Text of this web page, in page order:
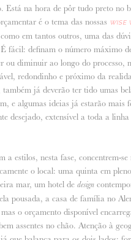
Está na hora de pôr tudo preto no
é o tema das nossas
WISE
em tantos outros, uma das
fácil: definam o número máximo
ou diminuir ao longo do processo,
redondinho e próximo da
já deverão ter tido umas
e algumas ideias já estarão mais
desejado, extensível a toda a
a estilos, nesta fase, concentrem-
o local: uma quinta em
mar, um hotel de design
pousada, a casa de família no
o orçamento disponível
assentes no chão. Atenção à